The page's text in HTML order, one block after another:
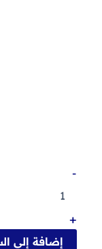
-
خشب
8/13+
إضافة إلى